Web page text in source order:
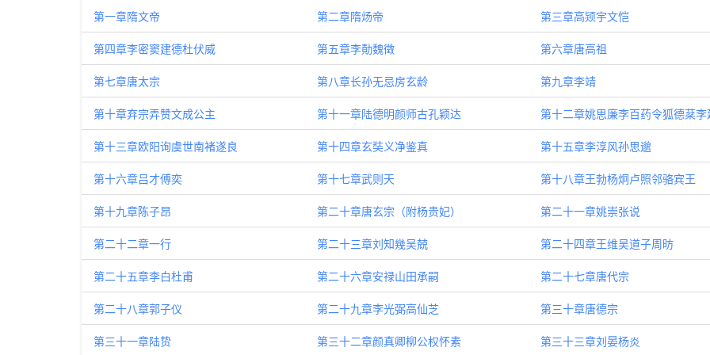
第一章隋文帝 第二章隋炀帝 第三章高颎宇文恺
第四章李密窦建德杜伏威 第五章李勣魏徵 第六章唐高祖
第七章唐太宗 第八章长孙无忌房玄龄 第九章李靖
第十章弃宗弄赞文成公主 第十一章陆德明颜师古孔颖达 第十二章姚思廉李百药令狐德棻李
第十三章欧阳询虞世南褚遂良 第十四章玄奘义净鉴真 第十五章李淳风孙思邈
第十六章吕才傅奕 第十七章武则天 第十八章王勃杨炯卢照邻骆宾王
第十九章陈子昂 第二十章唐玄宗（附杨贵妃） 第二十一章姚崇张说
第二十二章一行 第二十三章刘知幾吴兢 第二十四章王维吴道子周昉
第二十五章李白杜甫 第二十六章安禄山田承嗣 第二十七章唐代宗
第二十八章郭子仪 第二十九章李光弼高仙芝 第三十章唐德宗
第三十一章陆贽 第三十二章颜真卿柳公权怀素 第三十三章刘晏杨炎